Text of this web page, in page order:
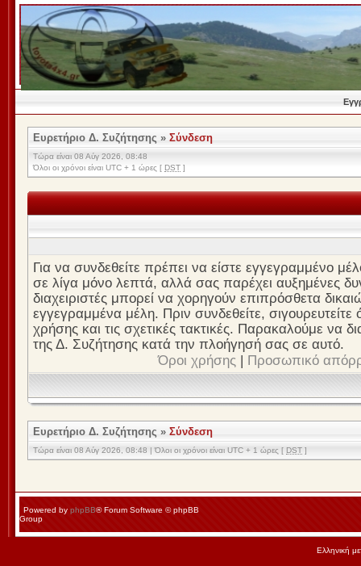
Ευρετήριο Δ. Συζήτησης » Σύνδεση
Τώρα είναι 08 Αύγ 2026, 08:48
Όλοι οι χρόνοι είναι UTC + 1 ώρες [ DST ]
Για να συνδεθείτε πρέπει να είστε εγγεγραμμένο
σε λίγα μόνο λεπτά, αλλά σας παρέχει αυξημένες
διαχειριστές μπορεί να χορηγούν επιπρόσθετα
εγγεγραμμένα μέλη. Πριν συνδεθείτε, σιγουρευτείτε
χρήσης και τις σχετικές τακτικές. Παρακαλούμε να
της Δ. Συζήτησης κατά την πλοήγησή σας σε αυτό.
Όροι χρήσης | Προσωπικό
Ευρετήριο Δ. Συζήτησης » Σύνδεση
Τώρα είναι 08 Αύγ 2026, 08:48 | Όλοι οι χρόνοι είναι UTC + 1 ώρες [ DST ]
Powered by phpBB® Forum Software © phpBB
Group
Ελληνική